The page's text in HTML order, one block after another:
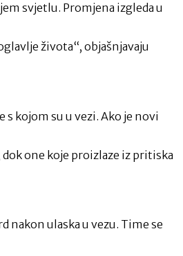
svjetlu. Promjena izgleda u
života“, objašnjavaju
kojom su u vezi. Ako je novi
one koje proizlaze iz pritiska
nakon ulaska u vezu. Time se